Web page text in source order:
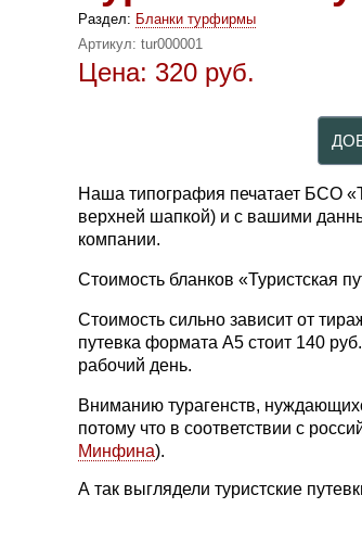
Раздел: Бланки турфирмы
Артикул: tur000001
Цена: 320 руб.
Наша типография печатает БСО
верхней шапкой) и c вашими
компании.
Стоимость бланков «Туристская
Стоимость сильно зависит от
путевка формата А5 стоит 140
рабочий день.
Вниманию турагенств,
потому что в соответствии с
Минфина).
А так выглядели туристские